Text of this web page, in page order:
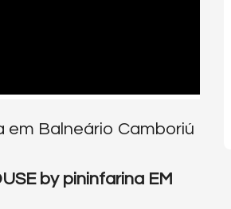
em Balneário Camboriú
by pininfarina EM